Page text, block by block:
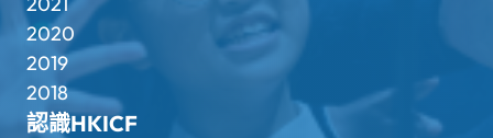
2020
2019
2018
認識HKICF